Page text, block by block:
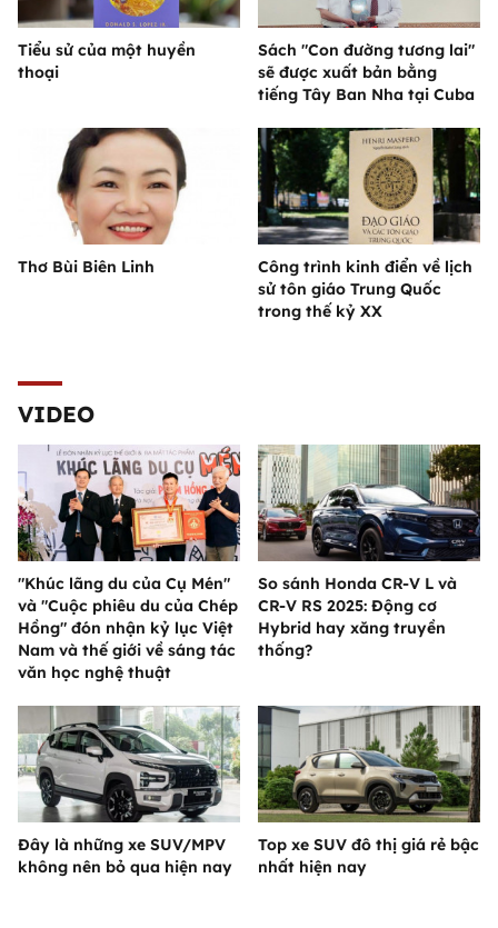
Tiểu sử của một huyền
thoại
Sách "Con đường tương lai"
sẽ được xuất bản bằng
tiếng Tây Ban Nha tại Cuba
Thơ Bùi Biên Linh
Công trình kinh điển về lịch
sử tôn giáo Trung Quốc
trong thế kỷ XX
VIDEO
"Khúc lãng du của Cụ Mén"
và "Cuộc phiêu du của Chép
Hồng" đón nhận kỷ lục Việt
Nam và thế giới về sáng tác
văn học nghệ thuật
So sánh Honda CR-V L và
CR-V RS 2025: Động cơ
Hybrid hay xăng truyền
thống?
Đây là những xe SUV/MPV
không nên bỏ qua hiện nay
Top xe SUV đô thị giá rẻ bậc
nhất hiện nay